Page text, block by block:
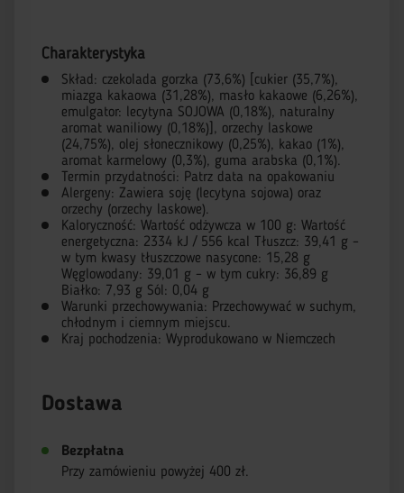
Charakterystyka
Skład: czekolada gorzka (73,6%) [cukier (35,7%),
miazga kakaowa (31,28%), masło kakaowe (6,26%),
emulgator: lecytyna SOJOWA (0,18%), naturalny
aromat waniliowy (0,18%)], orzechy laskowe
(24,75%), olej słonecznikowy (0,25%), kakao (1%),
aromat karmelowy (0,3%), guma arabska (0,1%).
Termin przydatności: Patrz data na opakowaniu
Alergeny: Zawiera soję (lecytyna sojowa) oraz
orzechy (orzechy laskowe).
Kaloryczność: Wartość odżywcza w 100 g: Wartość
energetyczna: 2334 kJ / 556 kcal Tłuszcz: 39,41 g –
w tym kwasy tłuszczowe nasycone: 15,28 g
Węglowodany: 39,01 g – w tym cukry: 36,89 g
Białko: 7,93 g Sól: 0,04 g
Warunki przechowywania: Przechowywać w suchym,
chłodnym i ciemnym miejscu.
Kraj pochodzenia: Wyprodukowano w Niemczech
Dostawa
Bezpłatna
Przy zamówieniu powyżej 400 zł.